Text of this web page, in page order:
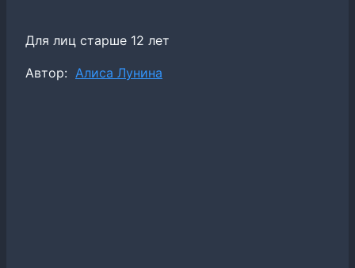
Для лиц старше 12 лет
Метки
Автор: Алиса Лунина